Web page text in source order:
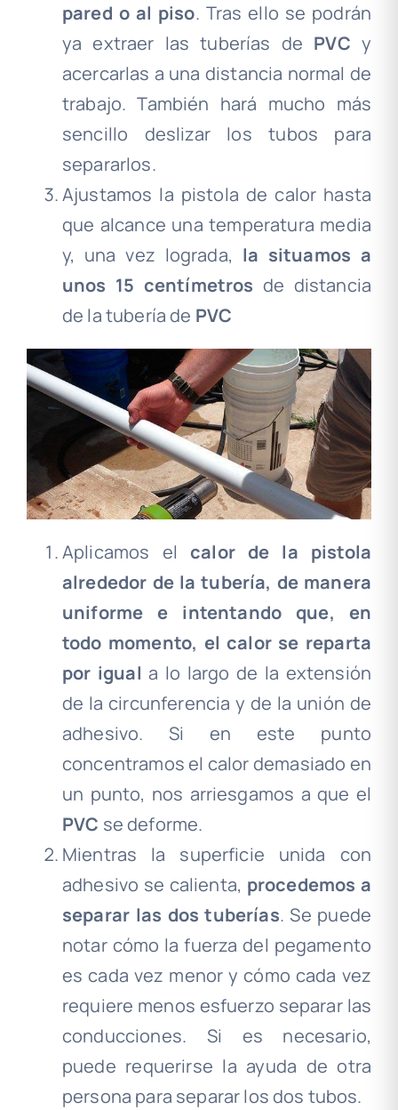
pared o al piso. Tras ello se podrán
ya extraer las tuberías de PVC y
acercarlas a una distancia normal de
trabajo. También hará mucho más
sencillo deslizar los tubos para
separarlos.
Ajustamos la pistola de calor hasta
que alcance una temperatura media
y, una vez lograda, la situamos a
unos 15 centímetros de distancia
de la tubería de PVC
Aplicamos elcalor de la pistola
alrededor de la tubería, de manera
uniforme e intentando que, en
todo momento, el calor se reparta
por igual a lo largo de la extensión
de la circunferencia y de la unión de
adhesivo. Si en este punto
concentramos el calor demasiado en
un punto, nos arriesgamos a que el
PVC se deforme.
Mientras la superficie unida con
adhesivo se calienta, procedemos a
separar las dos tuberías. Se puede
notar cómo la fuerza del pegamento
es cada vez menor y cómo cada vez
requiere menos esfuerzo separar las
conducciones. Si es necesario,
puede requerirse la ayuda de otra
persona para separar los dos tubos.